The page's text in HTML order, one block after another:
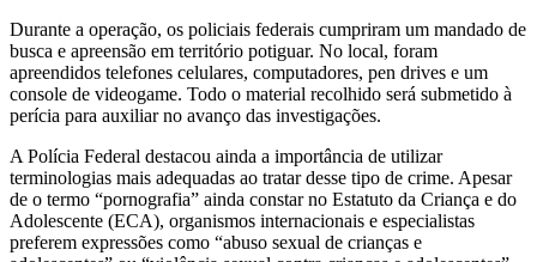
Durante a operação, os policiais federais cumpriram um mandado de
busca e apreensão em território potiguar. No local, foram
apreendidos telefones celulares, computadores, pen drives e um
console de videogame. Todo o material recolhido será submetido à
perícia para auxiliar no avanço das investigações.
A Polícia Federal destacou ainda a importância de utilizar
terminologias mais adequadas ao tratar desse tipo de crime. Apesar
de o termo “pornografia” ainda constar no Estatuto da Criança e do
Adolescente (ECA), organismos internacionais e especialistas
preferem expressões como “abuso sexual de crianças e